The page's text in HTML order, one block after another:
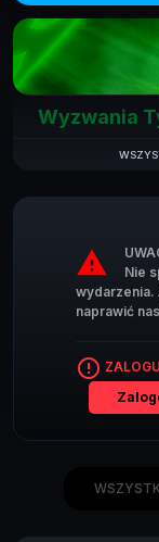
Wyzwania
warning
Nie
wydarzenia.
naprawić
error_outline